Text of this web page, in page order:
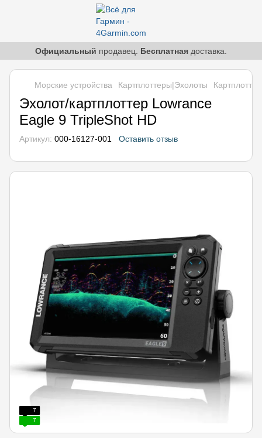
Официальный продавец. Бесплатная доставка.
Морские устройства Картплоттеры|Эхолоты
Эхолот/картплоттер Lowrance
Eagle 9 TripleShot HD
Артикул: 000-16127-001 Оставить отзыв
7
7